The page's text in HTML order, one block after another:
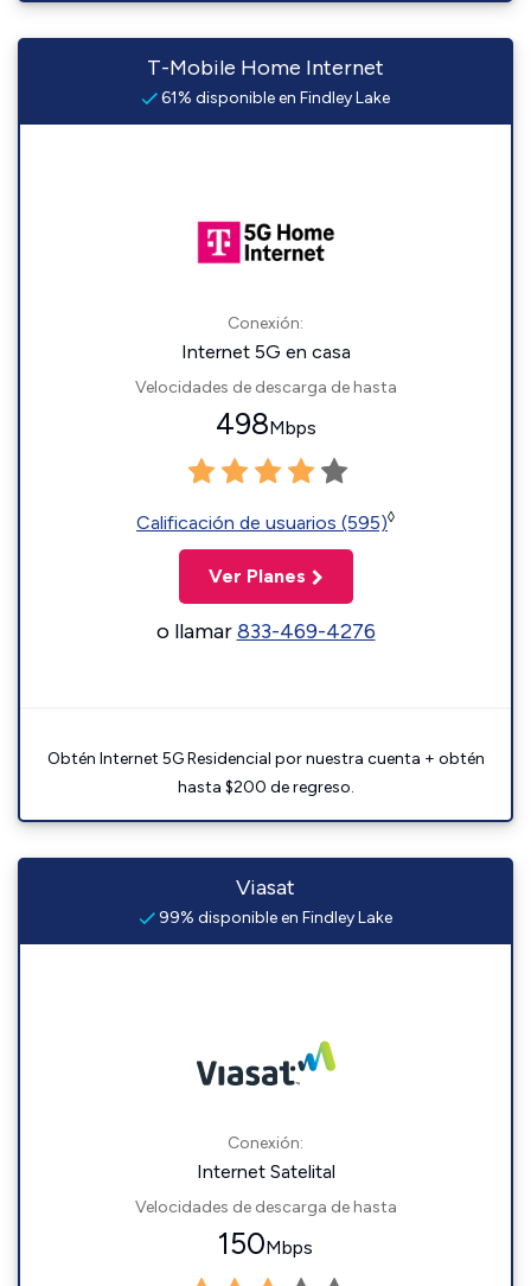
T-Mobile Home Internet
61% disponible en Findley Lake
Conexión:
Internet 5G en casa
Velocidades de descarga de hasta
498Mbps
Calificación de usuarios (595)◊
Ver Planes
o llamar833-469-4276
Obtén Internet 5G Residencial por nuestra cuenta + obtén
hasta $200 de regreso.
Viasat
99% disponible en Findley Lake
Conexión:
Internet Satelital
Velocidades de descarga de hasta
150Mbps